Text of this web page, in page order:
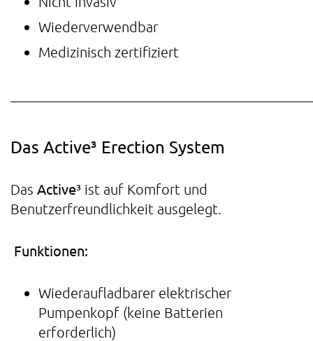
Wiederverwendbar
Medizinisch zertifiziert
Das Active³ Erection System
Das Active³ ist auf Komfort und
Benutzerfreundlichkeit ausgelegt.
Funktionen:
Wiederaufladbarer elektrischer
Pumpenkopf (keine Batterien
erforderlich)